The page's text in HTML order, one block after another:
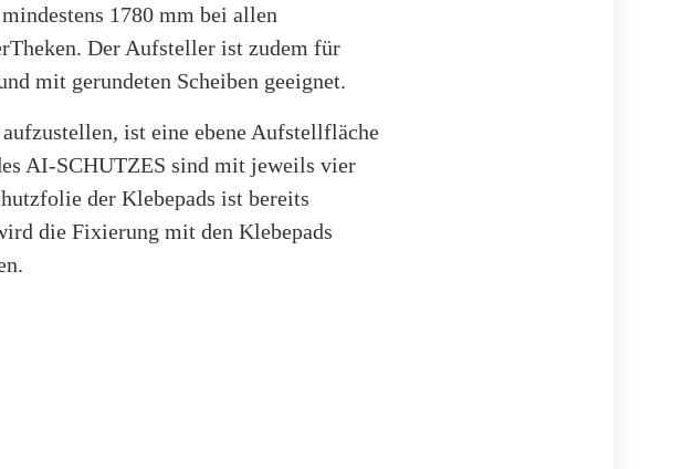
1780 mm bei allen
Der Aufsteller ist zudem für
mit gerundeten Scheiben geeignet.
ist eine ebene Aufstellfläche
AI-SCHUTZES sind mit jeweils vier
der Klebepads ist bereits
die Fixierung mit den Klebepads